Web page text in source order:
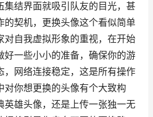
集结界面就吸引队友的目光，甚
的契机，更换头像这个看似简单
对自我虚拟形象的重视，在开始
好一些小小的准备，确保你的游
，网络连接稳定，这是所有操作
对你想更换的头像有个大致构
英雄头像，还是上传一张独一无